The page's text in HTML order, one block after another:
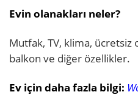
Evin olanakları neler?
Mutfak, TV, klima, ücretsiz
balkon ve diğer özellikler.
Ev için daha fazla bilgi: